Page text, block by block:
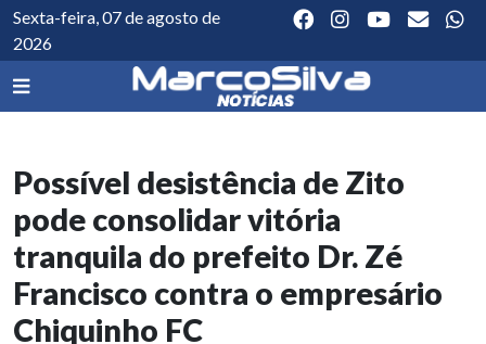
Sexta-feira, 07 de agosto de
2026
Possível desistência de Zito
pode consolidar vitória
tranquila do prefeito Dr. Zé
Francisco contra o empresário
Chiquinho FC